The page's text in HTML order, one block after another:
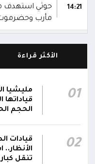
14:21
حوثي استهدف
مأرب
معسكرين
01:20
الدفاعات
مدينة مأرب
00:12
الجريمة..
القضاء
الأكثر قراءة
01
مليشيا
قياداتها
الحجم
02
قيادات
تنقل